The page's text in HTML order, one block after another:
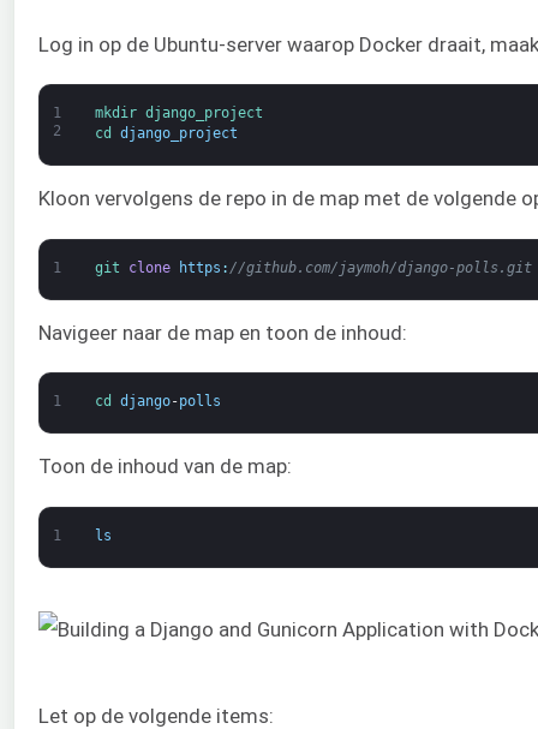
Log in op de Ubuntu-server waarop Docker draait,
1
2
mkdir django_project
cd django_project
Kloon vervolgens de repo in de map met de volgende
1 git clone https : //github.com/jaymoh/django-polls.git
Navigeer naar de map en toon de inhoud:
1 cd django-polls
Toon de inhoud van de map:
1 ls
Let op de volgende items: